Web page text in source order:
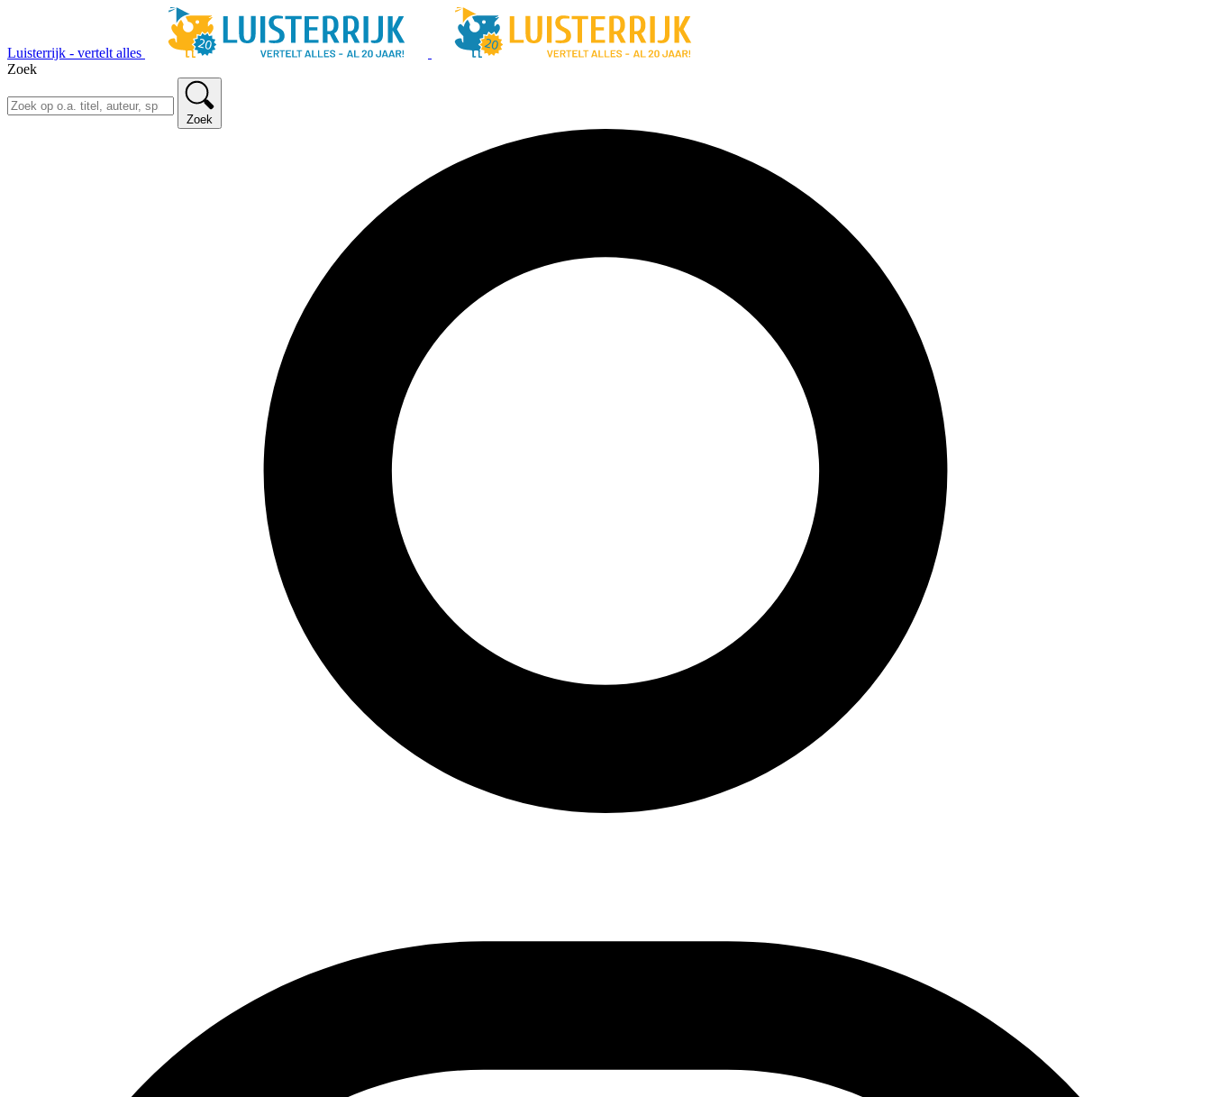
Luisterrijk - vertelt alles
Zoek
Zoek